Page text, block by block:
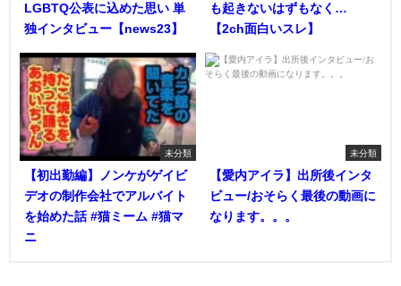
LGBTQ公表に込めた思い 単
独インタビュー【news23】
も起きないはずもなく…
【2ch面白いスレ】
未分類
【初出勤編】ノンケがゲイビ
デオの制作会社でアルバイト
を始めた話 #猫ミーム #猫マ
ニ
未分類
【愛内アイラ】出所後インタ
ビュー/おそらく最後の動画に
なります。。。